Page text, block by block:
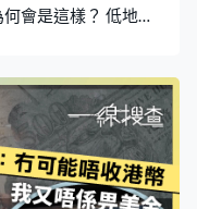
會是這樣？ 低地台
小巴行駛，以方便
院路線設有低地台
）、808（錦英苑
至瑪嘉烈醫院）、
503（皇后山邨至北